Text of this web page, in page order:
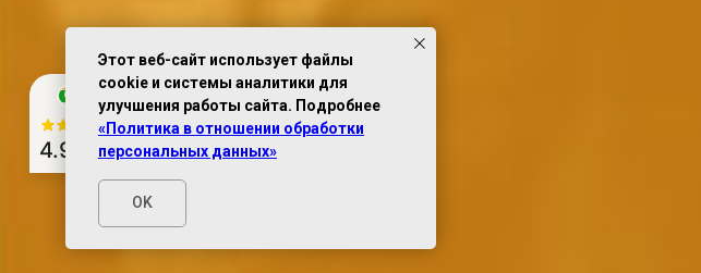
Этот веб-сайт использует файлы
cookie и системы аналитики для
улучшения работы сайта. Подробнее
«Политика в отношении обработки
персональных данных»
OK
4.9 из 5